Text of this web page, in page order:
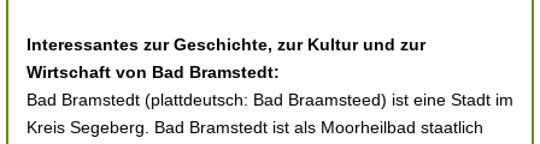
Interessantes zur Geschichte, zur Kultur und zur
Wirtschaft von Bad Bramstedt:
Bad Bramstedt (plattdeutsch: Bad Braamsteed) ist eine Stadt im
Kreis Segeberg. Bad Bramstedt ist als Moorheilbad staatlich